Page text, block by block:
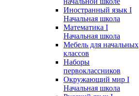
Иностранный язык I
Начальная школа
Математика I
Начальная школа
Мебель для начальных
классов
Наборы
первоклассников
Окружающий мир I
Начальная школа